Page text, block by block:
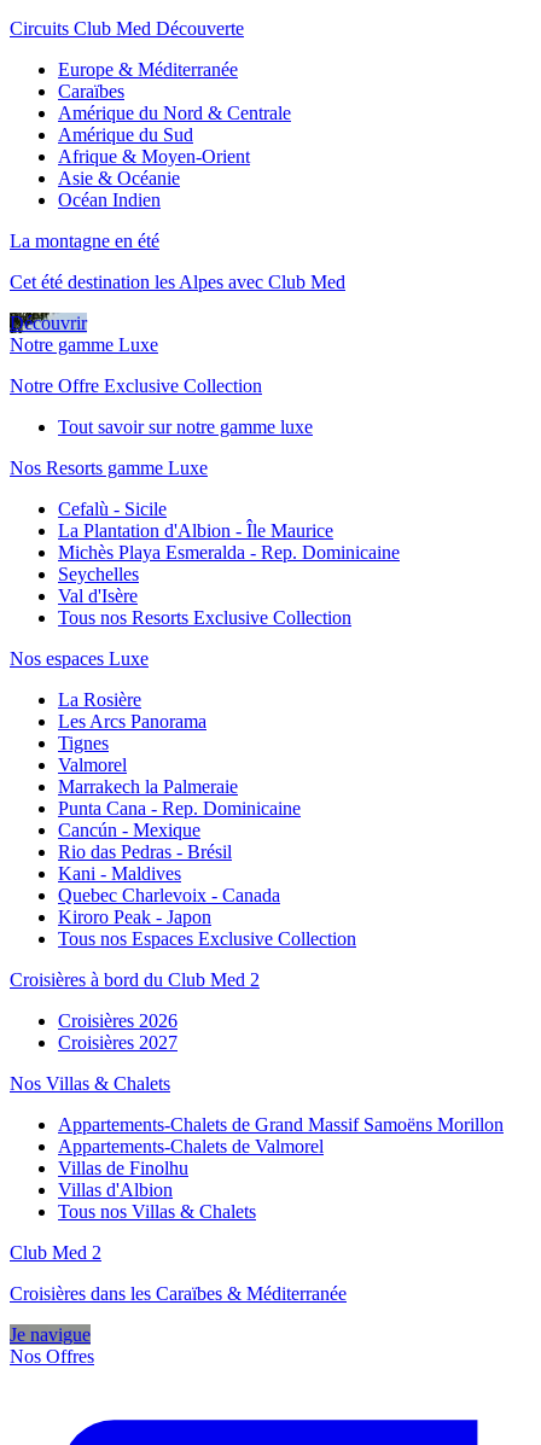
Circuits Club Med Découverte
Europe & Méditerranée
Caraïbes
Amérique du Nord & Centrale
Amérique du Sud
Afrique & Moyen-Orient
Asie & Océanie
Océan Indien
La montagne en été
Cet été destination les Alpes avec Club Med
Découvrir
Notre gamme Luxe
Notre Offre Exclusive Collection
Tout savoir sur notre gamme luxe
Nos Resorts gamme Luxe
Cefalù - Sicile
La Plantation d'Albion - Île Maurice
Michès Playa Esmeralda - Rep. Dominicaine
Seychelles
Val d'Isère
Tous nos Resorts Exclusive Collection
Nos espaces Luxe
La Rosière
Les Arcs Panorama
Tignes
Valmorel
Marrakech la Palmeraie
Punta Cana - Rep. Dominicaine
Cancún - Mexique
Rio das Pedras - Brésil
Kani - Maldives
Quebec Charlevoix - Canada
Kiroro Peak - Japon
Tous nos Espaces Exclusive Collection
Croisières à bord du Club Med 2
Croisières 2026
Croisières 2027
Nos Villas & Chalets
Appartements-Chalets de Grand Massif Samoëns Morillon
Appartements-Chalets de Valmorel
Villas de Finolhu
Villas d'Albion
Tous nos Villas & Chalets
Club Med 2
Croisières dans les Caraïbes & Méditerranée
Je navigue
Nos Offres